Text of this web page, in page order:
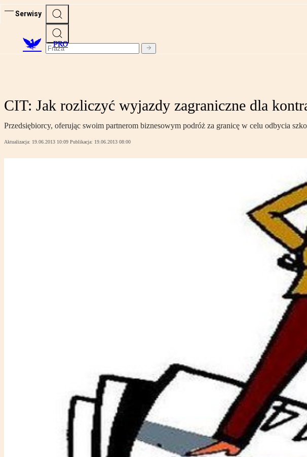
Serwisy
PRO
CIT: Jak rozliczyć wyjazdy zagraniczne dla
Przedsiębiorcy, oferując swoim partnerom biznesowym podróż za granicę w celu odbycia
Aktualizacja: 19.06.2013 10:09 Publikacja: 19.06.2013 08:00